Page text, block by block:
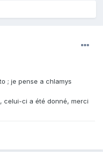
; je pense a chlamys
celui-ci a été donné, merci